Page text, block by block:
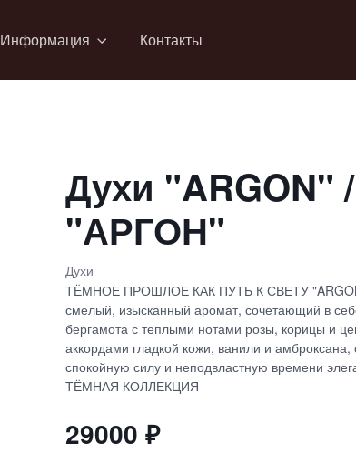
Информация Контакты
Духи "ARGON" /
"АРГОН"
Духи
ТЁМНОЕ ПРОШЛОЕ КАК ПУТЬ К СВЕТУ "ARGON
смелый, изысканный аромат, сочетающий в
бергамота с теплыми нотами розы, корицы и
аккордами гладкой кожи, ванили и
спокойную силу и неподвластную времени
ТЁМНАЯ КОЛЛЕКЦИЯ
29000 ₽